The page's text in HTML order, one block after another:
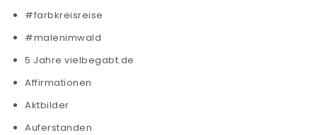
#farbkreisreise
#malenimwald
5 Jahre vielbegabt.de
Affirmationen
Aktbilder
Auferstanden